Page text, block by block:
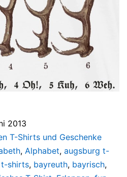
2013
T-Shirts und Geschenke
, Alphabet, augsburg t-
t-shirts, bayreuth, bayrisch,